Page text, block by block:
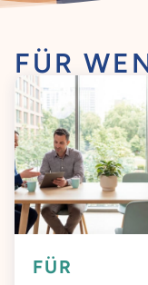
FÜR
FÜR